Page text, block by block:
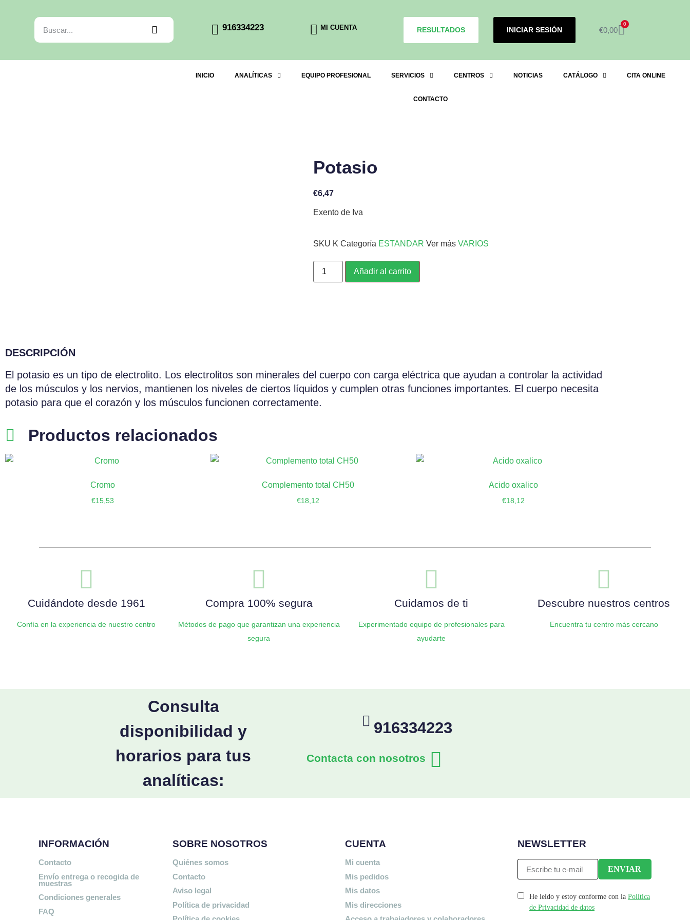
916334223 MI CUENTA RESULTADOS INICIAR SESIÓN €0,00
0
INICIO ANALÍTICAS EQUIPO PROFESIONAL SERVICIOS CENTROS NOTICIAS CATÁLOGO CITA ONLINE
CONTACTO
Potasio
€6,47
Exento de Iva
SKU K Categoría ESTANDAR Ver más VARIOS
Añadir al carrito
DESCRIPCIÓN
El potasio es un tipo de electrolito. Los electrolitos son minerales del cuerpo con carga eléctrica que ayudan a controlar la actividad
de los músculos y los nervios, mantienen los niveles de ciertos líquidos y cumplen otras funciones importantes. El cuerpo necesita
potasio para que el corazón y los músculos funcionen correctamente.
Productos relacionados
Cromo
€15,53
Complemento total CH50
€18,12
Acido oxalico
€18,12
Cuidándote desde 1961
Confía en la experiencia de nuestro centro
Compra 100% segura
Métodos de pago que garantizan una experiencia
segura
Cuidamos de ti
Experimentado equipo de profesionales para
ayudarte
Descubre nuestros centros
Encuentra tu centro más cercano
Consulta
disponibilidad y
horarios para tus
analíticas:
916334223
Contacta con nosotros
INFORMACIÓN
Contacto
Envío entrega o recogida de
muestras
Condiciones generales
FAQ
SOBRE NOSOTROS
Quiénes somos
Contacto
Aviso legal
Política de privacidad
CUENTA
Mi cuenta
Mis pedidos
Mis datos
Mis direcciones
NEWSLETTER
He leído y estoy conforme con la Política
de Privacidad de datos